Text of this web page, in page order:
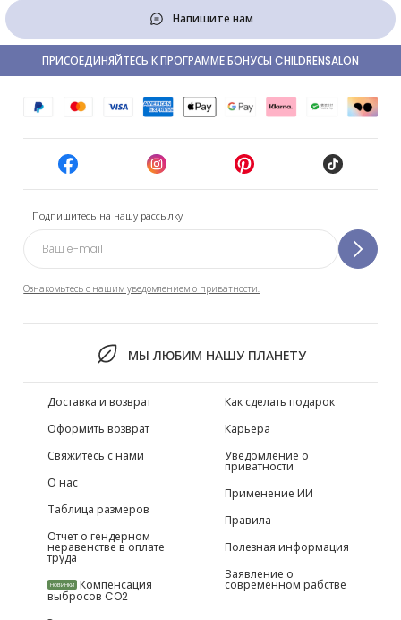
Напишите нам
Подпишитесь на нашу рассылку
Ознакомьтесь с нашим уведомлением о приватности.
МЫ ЛЮБИМ НАШУ ПЛАНЕТУ
ПРИСОЕДИНЯЙТЕСЬ К ПРОГРАММЕ БОНУСЫ CHILDRENSALON
Доставка и возврат
Оформить возврат
Свяжитесь с нами
О нас
Таблица размеров
Отчет о гендерном
неравенстве в оплате
труда
НОВИНКИ Компенсация
выбросов CO2
Как сделать подарок
Карьера
Уведомление о
приватности
Применение ИИ
Правила
Полезная информация
Заявление о
современном рабстве